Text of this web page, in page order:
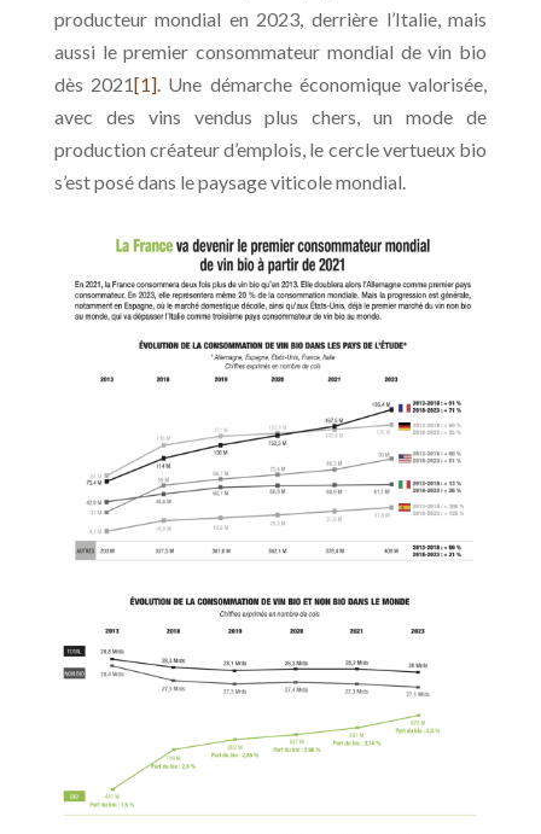
producteur mondial en 2023, derrière l’Italie, mais
aussi le premier consommateur mondial de vin bio
dès 2021[1]. Une démarche économique valorisée,
avec des vins vendus plus chers, un mode de
production créateur d’emplois, le cercle vertueux bio
s’est posé dans le paysage viticole mondial.